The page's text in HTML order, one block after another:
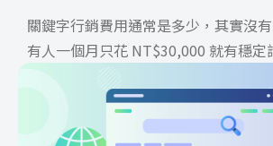
關鍵字行銷費用通常是多少，其實沒
有人一個月只花 NT$30,000 就有穩定